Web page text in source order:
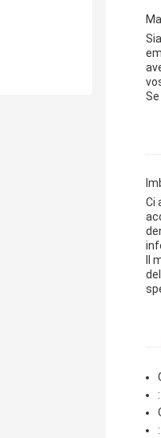
Ci
Il